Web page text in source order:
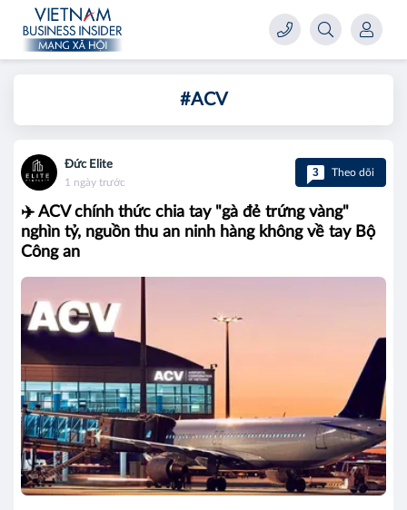
#ACV
Đức Elite
1 ngày trước
3 Theo dõi
✈️ ACV chính thức chia tay "gà đẻ trứng vàng"
nghìn tỷ, nguồn thu an ninh hàng không về tay Bộ
Công an